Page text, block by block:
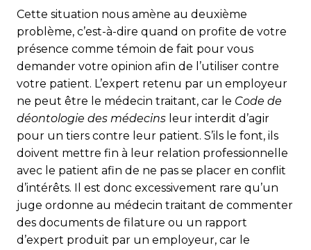
Cette situation nous amène au deuxième
problème, c’est-à-dire quand on profite de votre
présence comme témoin de fait pour vous
demander votre opinion afin de l’utiliser contre
votre patient. L’expert retenu par un employeur
ne peut être le médecin traitant, car le Code de
déontologie des médecins leur interdit d’agir
pour un tiers contre leur patient. S’ils le font, ils
doivent mettre fin à leur relation professionnelle
avec le patient afin de ne pas se placer en conflit
d’intérêts. Il est donc excessivement rare qu’un
juge ordonne au médecin traitant de commenter
des documents de filature ou un rapport
d’expert produit par un employeur, car le